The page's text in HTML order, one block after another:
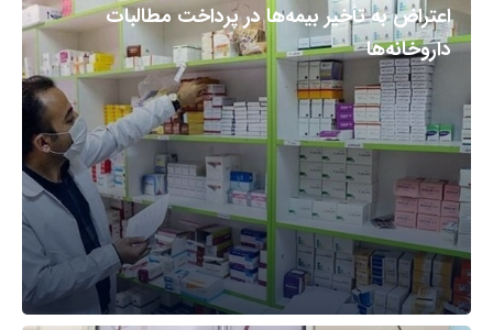
اعتراض به تأخیر بیمه‌ها در پرداخت مطالبات
داروخانه‌ها